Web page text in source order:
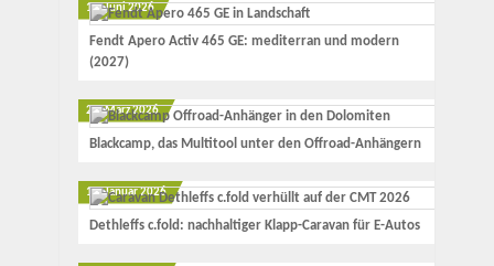
12. Juni 2026
Fendt Apero Activ 465 GE: mediterran und modern
(2027)
23. März 2026
Blackcamp, das Multitool unter den Offroad-Anhängern
17. Januar 2026
Dethleffs c.fold: nachhaltiger Klapp-Caravan für E-Autos